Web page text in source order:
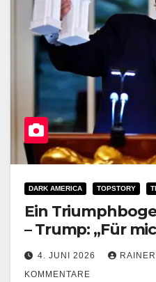
DARK AMERICA TOPSTORY
Ein
– Trump: „Für
4. JUNI 2026
KOMMENTARE